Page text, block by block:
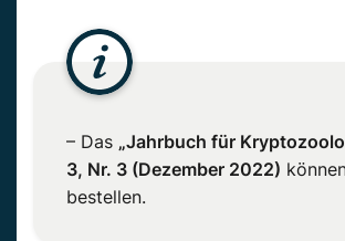
– Das „Jahrbuch für
3, Nr. 3 (Dezember 2022)
bestellen.